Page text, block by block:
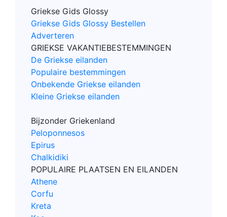
Griekse Gids Glossy
Griekse Gids Glossy Bestellen
Adverteren
GRIEKSE VAKANTIEBESTEMMINGEN
De Griekse eilanden
Populaire bestemmingen
Onbekende Griekse eilanden
Kleine Griekse eilanden
Bijzonder Griekenland
Peloponnesos
Epirus
Chalkidiki
POPULAIRE PLAATSEN EN EILANDEN
Athene
Corfu
Kreta